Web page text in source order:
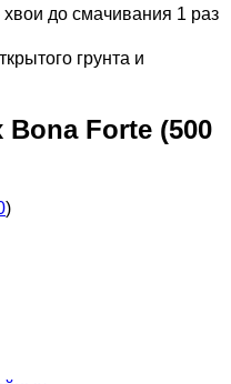
до смачивания 1 раз
грунта и
Forte (500
)